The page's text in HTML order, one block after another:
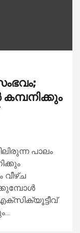
പാലം